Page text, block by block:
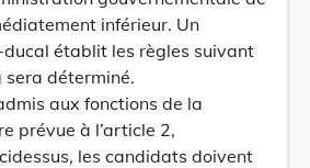
inférieur. Un
établit les règles suivant
sera déterminé.
aux fonctions de la
prévue à l’article 2,
les candidats doivent